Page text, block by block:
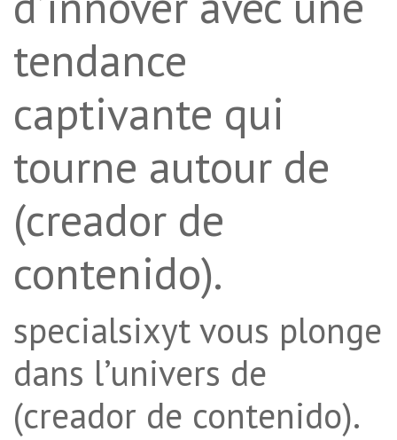
tendance
captivante qui
tourne autour de
(creador de
contenido).
specialsixyt vous plonge
dans l’univers de
(creador de contenido).